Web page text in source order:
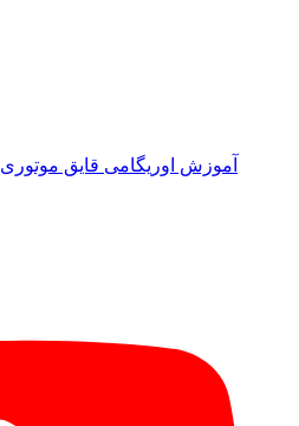
آموزش اوریگامی قایق موتوری 4 نفره بصورت شناور با کاغذ